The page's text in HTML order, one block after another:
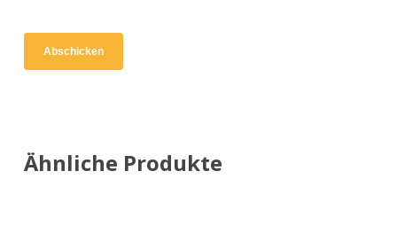
Ähnliche Produkte